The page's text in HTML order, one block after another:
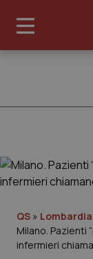
Governo e
QS » Lombardia
Milano. Pazienti
infermieri